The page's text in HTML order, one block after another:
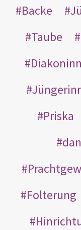
Backe
Taube
Priska
Folterung